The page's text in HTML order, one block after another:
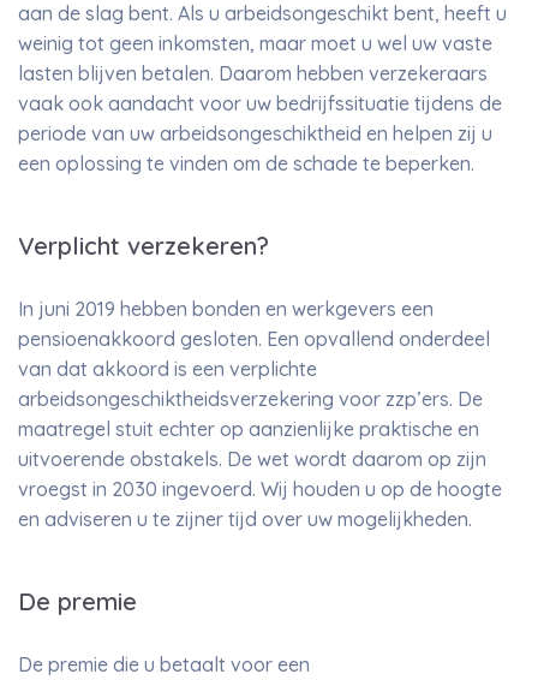
aan de slag bent. Als u arbeidsongeschikt bent, heeft u
weinig tot geen inkomsten, maar moet u wel uw vaste
lasten blijven betalen. Daarom hebben verzekeraars
vaak ook aandacht voor uw bedrijfssituatie tijdens de
periode van uw arbeidsongeschiktheid en helpen zij u
een oplossing te vinden om de schade te beperken.
Verplicht verzekeren?
In juni 2019 hebben bonden en werkgevers een
pensioenakkoord gesloten. Een opvallend onderdeel
van dat akkoord is een verplichte
arbeidsongeschiktheidsverzekering voor zzp’ers. De
maatregel stuit echter op aanzienlijke praktische en
uitvoerende obstakels. De wet wordt daarom op zijn
vroegst in 2030 ingevoerd. Wij houden u op de hoogte
en adviseren u te zijner tijd over uw mogelijkheden.
De premie
De premie die u betaalt voor een